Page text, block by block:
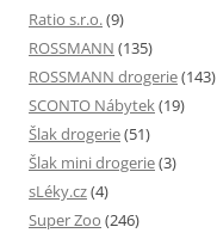
Ratio s.r.o.(9)
ROSSMANN (135)
ROSSMANN drogerie(143)
SCONTO Nábytek(19)
Šlak drogerie(51)
Šlak mini drogerie(3)
sLéky.cz(4)
Super Zoo (246)